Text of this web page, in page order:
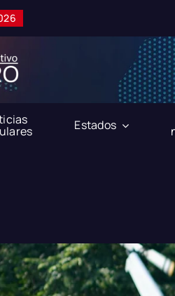
Estados